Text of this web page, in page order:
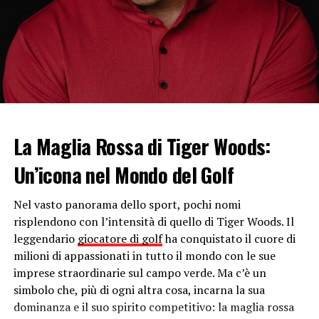
molto praticato, e che negli ultimi anni è arrivato anche
in Italia. Alcuni lo hanno definito come una
mezzo tra la canoa e il surf,ma lo Stand Up Paddle ha
caratteristiche che lo rendono un’attività
completamente unica e molto divertente.
l’utilizzo di una tavola e una pagaia
Gli strumenti che fanno parte di questa pratica sono
una tavola da surf e una pagaia con una sola pala. Per
iniziare a praticarlo non devi avere particolari attitudini
e per questo è uno lo sport molto diffuso, dato che
basterà un certosenso di equilibrio,un po’ di
dimestichezza con la pagaia e coordinazione.
Potesti scegliere di iscriverti a un breve corso per
apprendere le basi o migliorare la tua tecnica passando
La Maglia Rossa di Tiger Woods:
Un’icona nel Mondo del Golf
Nel vasto panorama dello sport, pochi nomi
risplendono con l’intensità di quello di Tiger Woods. Il
leggendario giocatore di golfha conquistato il cuore di
milioni di appassionati in tutto il mondo con le sue
imprese straordinarie sul campo verde. Ma c’è un
simbolo che, più di ogni altra cosa, incarna la sua
dominanza e il suo spirito competitivo: la maglia rossa